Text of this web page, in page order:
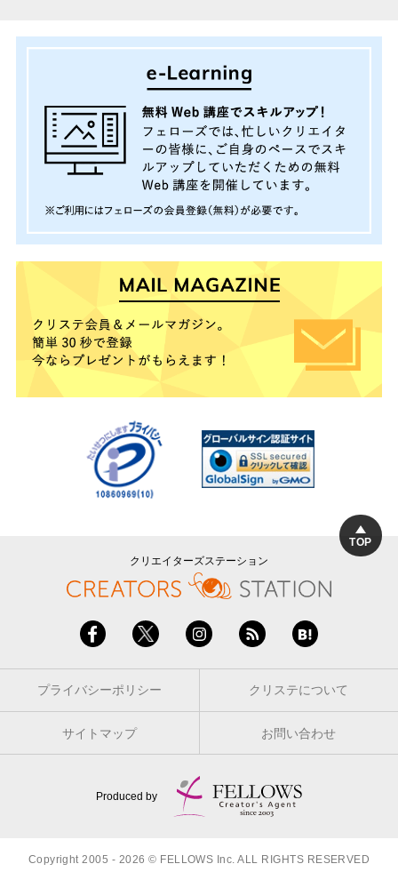
TOP
クリエイターズステーション
プライバシーポリシー クリステについて
サイトマップ お問い合わせ
Produced by
Copyright 2005 - 2026 © FELLOWS Inc. ALL RIGHTS RESERVED